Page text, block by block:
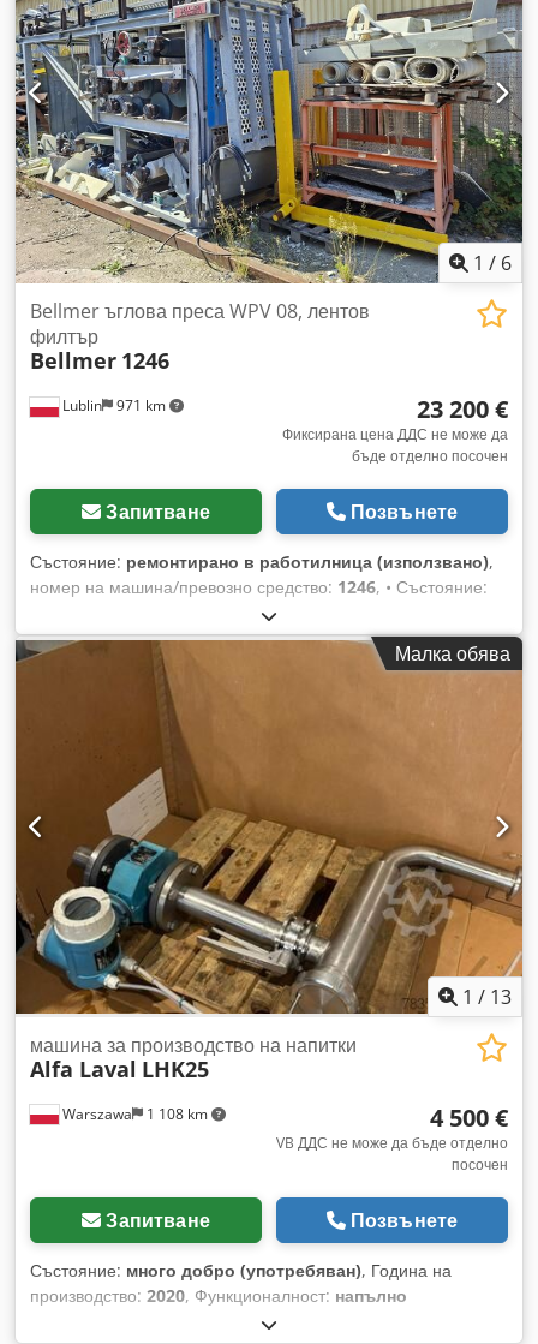
1 / 6
Lublin 971 km
Bellmer ъглова преса WPV 08, лентов
филтър
Bellmer 1246
23 200 €
Фиксирана цена ДДС не може да
бъде отделно посочен
Запитване Позвънете
Състояние: ремонтирано в работилница (използвано),
номер на машина/превозно средство: 1246, • Състояние:
Изисква рециклиране / Подлежи на основен ремонт
Crodpfezr H Ddjx Af Ejf Описание: Машината е
предназначена за обезводняване и обработка на утайки от
пречиствателни станции. • Цена: 23 200 евро Забележка:
Механичните части са рециклирани, включително нов вал,
покрит с гума. Цялата конструкция е галванизирана.
Малка обява
1 / 13
Warszawa 1 108 km
машина за производство на напитки
Alfa Laval LHK25
4 500 €
VB ДДС не може да бъде отделно
посочен
Запитване Позвънете
Състояние: много добро (употребяван), Година на
производство: 2020, Функционалност: напълно
, номер на машина/превозно средство: